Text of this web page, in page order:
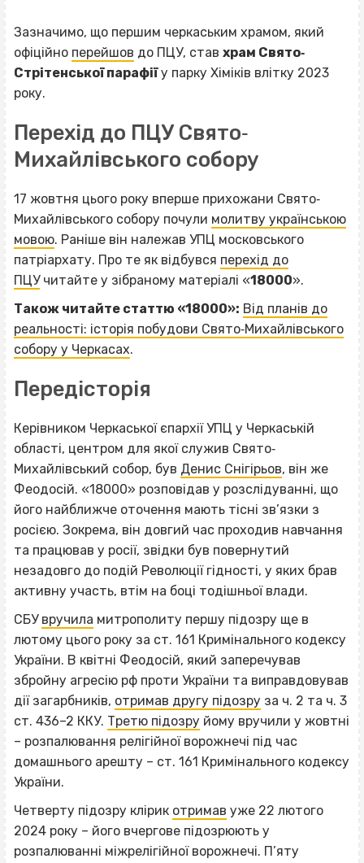
Зазначимо, що першим черкаським храмом, який
офіційно перейшов до ПЦУ, став храм Свято‐
Стрітенської парафіїу парку Хіміків влітку 2023
року.
Перехід до ПЦУ Свято‐
Михайлівського собору
17 жовтня цього року вперше прихожани Свято‐
Михайлівського собору почули молитву українською
мовою. Раніше він належав УПЦ московського
патріархату. Про те як відбувся перехід до
ПЦУчитайте у зібраному матеріалі «18000».
Також читайте статтю «18000»: Від планів до
реальності: історія побудови Свято‐Михайлівського
собору у Черкасах.
Передісторія
Керівником Черкаської єпархії УПЦ у Черкаській
області, центром для якої служив Свято‐
Михайлівський собор, був Денис Снігірьов, він же
Феодосій. «18000» розповідав у розслідуванні, що
його найближче оточення мають тісні зв’язки з
росією. Зокрема, він довгий час проходив навчання
та працював у росії, звідки був повернутий
незадовго до подій Революції гідності, у яких брав
активну участь, втім на боці тодішньої влади.
СБУ вручила митрополиту першу підозру ще в
лютому цього року за ст. 161 Кримінального кодексу
України. В квітні Феодосій, який заперечував
збройну агресію рф проти України та виправдовував
дії загарбників, отримав другу підозру за ч. 2 та ч. 3
ст. 436–2 ККУ. Третю підозру йому вручили у жовтні
– розпалювання релігійної ворожнечі під час
домашнього арешту – ст. 161 Кримінального кодексу
України.
Четверту підозру клірик отримав уже 22 лютого
2024 року – його вчергове підозрюють у
розпалюванні міжрелігійної ворожнечі. П’яту